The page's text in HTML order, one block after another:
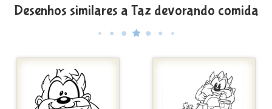
Desenhos similares a Taz devorando comida